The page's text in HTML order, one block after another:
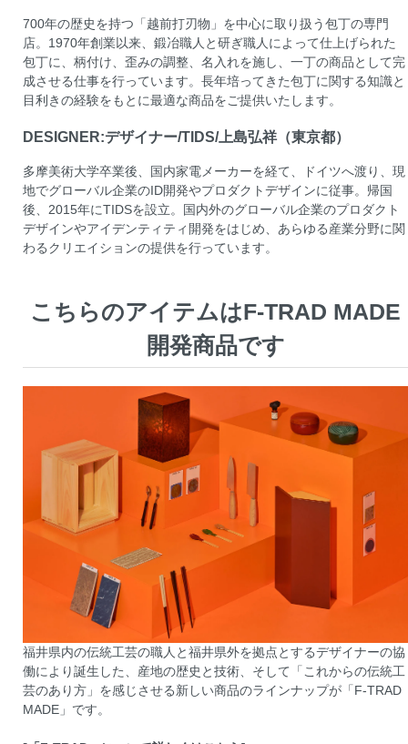
700年の歴史を持つ「越前打刃物」を中心に取り扱う包丁の専門
店。1970年創業以来、鍛冶職人と研ぎ職人によって仕上げられた
包丁に、柄付け、歪みの調整、名入れを施し、一丁の商品として完
成させる仕事を行っています。長年培ってきた包丁に関する知識と
目利きの経験をもとに最適な商品をご提供いたします。
DESIGNER:デザイナー/TIDS/上島弘祥（東京都）
多摩美術大学卒業後、国内家電メーカーを経て、ドイツへ渡り、現
地でグローバル企業のID開発やプロダクトデザインに従事。帰国
後、2015年にTIDSを設立。国内外のグローバル企業のプロダクト
デザインやアイデンティティ開発をはじめ、あらゆる産業分野に関
わるクリエイションの提供を行っています。
こちらのアイテムはF-TRAD MADE
開発商品です
福井県内の伝統工芸の職人と福井県外を拠点とするデザイナーの協
働により誕生した、産地の歴史と技術、そして「これからの伝統工
芸のあり方」を感じさせる新しい商品のラインナップが「F-TRAD
MADE」です。